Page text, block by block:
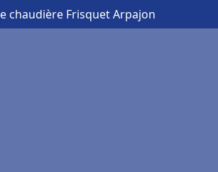
chaudière Frisquet Arpajon